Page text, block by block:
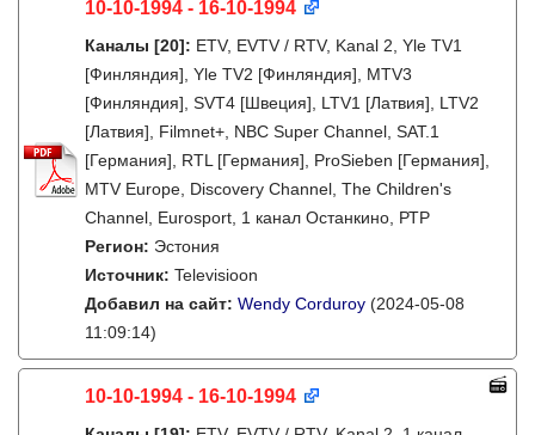
10-10-1994 - 16-10-1994
Каналы [20]: ETV, EVTV / RTV, Kanal 2, Yle TV1
[Финляндия], Yle TV2 [Финляндия], MTV3
[Финляндия], SVT4 [Швеция], LTV1 [Латвия], LTV2
[Латвия], Filmnet+, NBC Super Channel, SAT.1
[Германия], RTL [Германия], ProSieben [Германия],
MTV Europe, Discovery Channel, The Children's
Channel, Eurosport, 1 канал Останкино, РТР
Регион: Эстония
Источник: Televisioon
Добавил на сайт: Wendy Corduroy (2024-05-08
11:09:14)
10-10-1994 - 16-10-1994